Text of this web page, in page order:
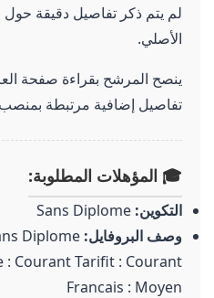
لم يتم ذكر تفاصيل دقيقة حول
الأصلي.
ينصح المرشح بقراءة صفحة
تفاصيل إضافية مرتبطة
🎓 المؤهلات المطلوبة:
التكوين:
وصف البروفايل: Diplome
: Courant Tarifit : Courant
Francais : Moyen